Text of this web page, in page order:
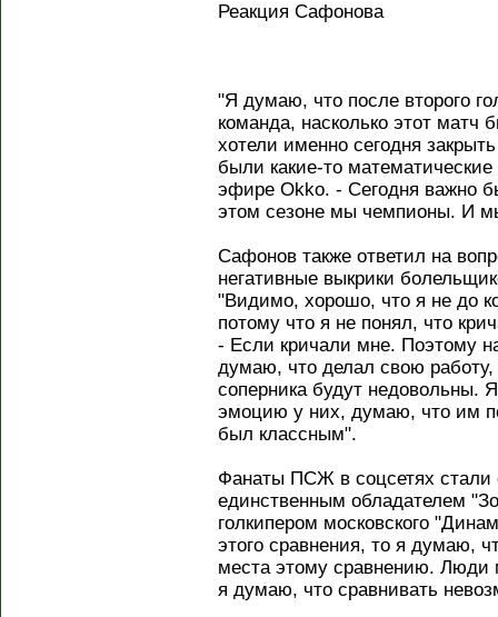
Реакция Сафонова
"Я думаю, что после второго
команда, насколько этот
хотели именно сегодня
были какие-то
эфире Okko. - Сегодня важно
этом сезоне мы чемпионы. И
Сафонов также ответил на
негативные выкрики
"Видимо, хорошо, что я не до
потому что я не понял, что
- Если кричали мне. Поэтому
думаю, что делал свою
соперника будут недовольны.
эмоцию у них, думаю, что им
был классным".
Фанаты ПСЖ в соцсетях стали
единственным обладателем
голкипером московского
этого сравнения, то я думаю,
места этому сравнению. Люди
я думаю, что сравнивать